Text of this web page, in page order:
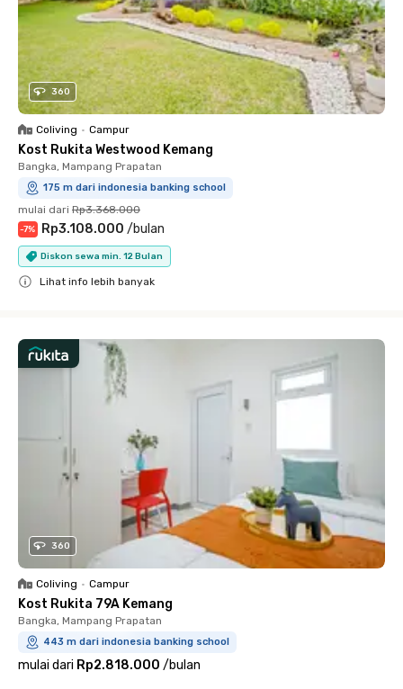
360
Coliving • Campur
Kost Rukita Westwood Kemang
Bangka, Mampang Prapatan
175 m dari indonesia banking school
mulai dari Rp3.368.000
-7% Rp3.108.000 /bulan
Diskon sewa min. 12 Bulan
Lihat info lebih banyak
360
Coliving • Campur
Kost Rukita 79A Kemang
Bangka, Mampang Prapatan
443 m dari indonesia banking school
mulai dari Rp2.818.000 /bulan